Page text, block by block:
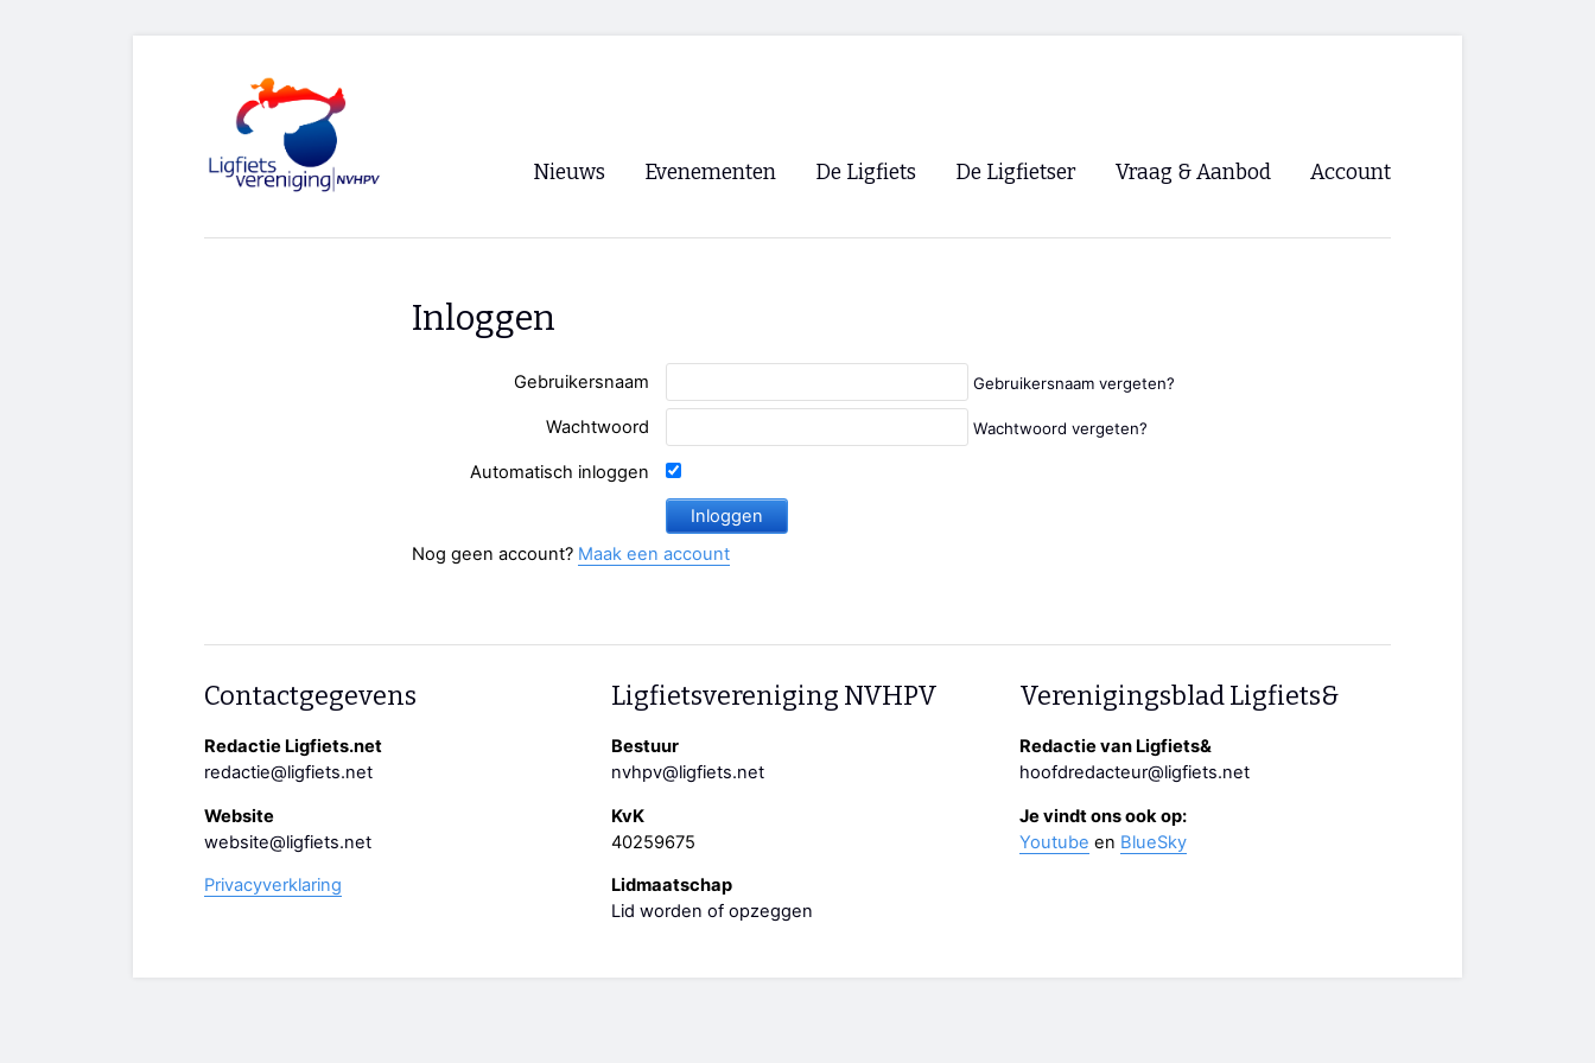
Nieuws Evenementen
Paastreffen
Oliebollentocht
De Ligfiets De Ligfietser
Lokale Fietsverenigingen
Vraag & Aanbod Account
Inloggen
Gebruikersnaam Gebruikersnaam vergeten?
Wachtwoord Wachtwoord vergeten?
Automatisch inloggen
Nog geen account? Maak een account
Contactgegevens
Redactie Ligfiets.net
redactie@ligfiets.net
Website
website@ligfiets.net
Privacyverklaring
Ligfietsvereniging NVHPV
Bestuur
nvhpv@ligfiets.net
KvK
40259675
Lidmaatschap
Lid worden of opzeggen
Verenigingsblad Ligfiets&
Redactie van Ligfiets&
hoofdredacteur@ligfiets.net
Je vindt ons ook op:
Youtube en BlueSky